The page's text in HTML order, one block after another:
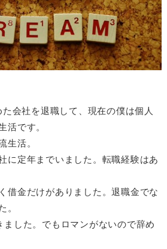
会社を退職して、現在の僕は個人
活です。
生活。
に定年までいました。転職経験はあ
借金だけがありました。退職金でな
。
ました。でもロマンがないので辞め